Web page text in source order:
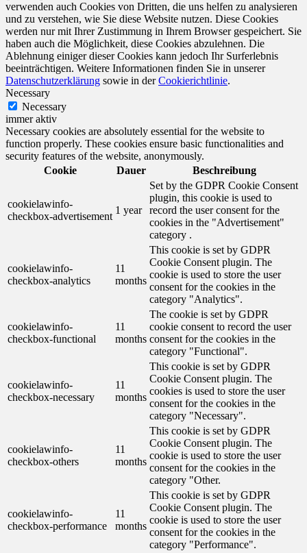
verwenden auch Cookies von Dritten, die uns helfen zu analysieren
und zu verstehen, wie Sie diese Website nutzen. Diese Cookies
werden nur mit Ihrer Zustimmung in Ihrem Browser gespeichert. Sie
haben auch die Möglichkeit, diese Cookies abzulehnen. Die
Ablehnung einiger dieser Cookies kann jedoch Ihr Surferlebnis
beeinträchtigen. Weitere Informationen finden Sie in unserer
Datenschutzerklärung sowie in derCookierichtlinie.
Necessary
Necessary
immer aktiv
Necessary cookies are absolutely essential for the website to
function properly. These cookies ensure basic functionalities and
security features of the website, anonymously.
Cookie
Dauer Beschreibung
cookielawinfo-
checkbox-advertisement
1 year
Set by the GDPR Cookie Consent
plugin, this cookie is used to
record the user consent for the
cookies in the "Advertisement"
category .
cookielawinfo-
checkbox-analytics
11
months
This cookie is set by GDPR
Cookie Consent plugin. The
cookie is used to store the user
consent for the cookies in the
category "Analytics".
cookielawinfo-
checkbox-functional
11
months
The cookie is set by GDPR
cookie consent to record the user
consent for the cookies in the
category "Functional".
cookielawinfo-
checkbox-necessary
11
months
This cookie is set by GDPR
Cookie Consent plugin. The
cookies is used to store the user
consent for the cookies in the
category "Necessary".
cookielawinfo-
checkbox-others
11
months
This cookie is set by GDPR
Cookie Consent plugin. The
cookie is used to store the user
consent for the cookies in the
category "Other.
cookielawinfo-
checkbox-performance
11
months
This cookie is set by GDPR
Cookie Consent plugin. The
cookie is used to store the user
consent for the cookies in the
category "Performance".